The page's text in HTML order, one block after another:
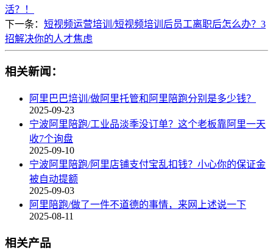
活？！
下一条： 短视频运营培训/短视频培训后员工离职后怎么办？3
招解决你的人才焦虑
相关新闻：
阿里巴巴培训/做阿里托管和阿里陪跑分别是多少钱？
2025-09-23
宁波阿里陪跑/工业品淡季没订单？这个老板靠阿里一天
收7个询盘
2025-09-10
宁波阿里陪跑/阿里店铺支付宝乱扣钱？小心你的保证金
被自动提额
2025-09-03
阿里陪跑/做了一件不道德的事情，来网上述说一下
2025-08-11
相关产品